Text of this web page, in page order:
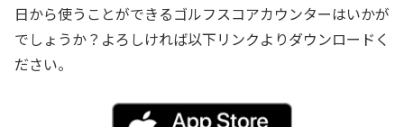
日から使うことができるゴルフスコアカウンターはいかが
でしょうか？よろしければ以下リンクよりダウンロードく
ださい。